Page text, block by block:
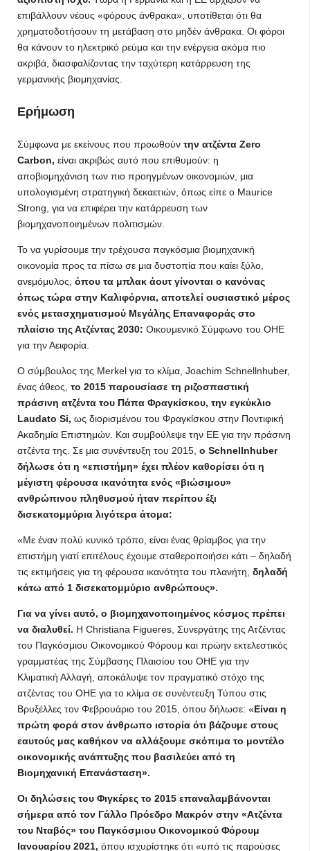
επιβάλλουν νέους «φόρους άνθρακα», υποτίθεται ότι θα
χρηματοδοτήσουν τη μετάβαση στο μηδέν άνθρακα. Οι φόροι
θα κάνουν το ηλεκτρικό ρεύμα και την ενέργεια ακόμα πιο
ακριβά, διασφαλίζοντας την ταχύτερη κατάρρευση της
γερμανικής βιομηχανίας.
Ερήμωση
Σύμφωνα με εκείνους που προωθούν την ατζέντα Zero
Carbon, είναι ακριβώς αυτό που επιθυμούν: η
αποβιομηχάνιση των πιο προηγμένων οικονομιών, μια
υπολογισμένη στρατηγική δεκαετιών, όπως είπε ο Maurice
Strong, για να επιφέρει την κατάρρευση των
βιομηχανοποιημένων πολιτισμών.
Το να γυρίσουμε την τρέχουσα παγκόσμια βιομηχανική
οικονομία προς τα πίσω σε μια δυστοπία που καίει ξύλο,
ανεμόμυλος, όπου τα μπλακ άουτ γίνονται ο κανόνας
όπως τώρα στην Καλιφόρνια, αποτελεί ουσιαστικό μέρος
ενός μετασχηματισμού Μεγάλης Επαναφοράς στο
πλαίσιο της Ατζέντας 2030: Οικουμενικό Σύμφωνο του ΟΗΕ
για την Αειφορία.
Ο σύμβουλος της Merkel για το κλίμα, Joachim Schnellnhuber,
ένας άθεος, το 2015 παρουσίασε τη ριζοσπαστική
πράσινη ατζέντα του Πάπα Φραγκίσκου, την εγκύκλιο
Laudato Si, ως διορισμένου του Φραγκίσκου στην Ποντιφική
Ακαδημία Επιστημών. Και συμβούλεψε την ΕΕ για την πράσινη
ατζέντα της. Σε μια συνέντευξη του 2015, ο Schnellnhuber
δήλωσε ότι η «επιστήμη» έχει πλέον καθορίσει ότι η
μέγιστη φέρουσα ικανότητα ενός «βιώσιμου»
ανθρώπινου πληθυσμού ήταν περίπου έξι
δισεκατομμύρια λιγότερα άτομα:
«Με έναν πολύ κυνικό τρόπο, είναι ένας θρίαμβος για την
επιστήμη γιατί επιτέλους έχουμε σταθεροποιήσει κάτι – δηλαδή
τις εκτιμήσεις για τη φέρουσα ικανότητα του πλανήτη, δηλαδή
κάτω από 1 δισεκατομμύριο ανθρώπους».
Για να γίνει αυτό, ο βιομηχανοποιημένος κόσμος πρέπει
να διαλυθεί. Η Christiana Figueres, Συνεργάτης της Ατζέντας
του Παγκόσμιου Οικονομικού Φόρουμ και πρώην εκτελεστικός
γραμματέας της Σύμβασης Πλαισίου του ΟΗΕ για την
Κλιματική Αλλαγή, αποκάλυψε τον πραγματικό στόχο της
ατζέντας του ΟΗΕ για το κλίμα σε συνέντευξη Τύπου στις
Βρυξέλλες τον Φεβρουάριο του 2015, όπου δήλωσε: «Είναι η
πρώτη φορά στον άνθρωπο ιστορία ότι βάζουμε στους
εαυτούς μας καθήκον να αλλάξουμε σκόπιμα το μοντέλο
οικονομικής ανάπτυξης που βασιλεύει από τη
Βιομηχανική Επανάσταση».
Οι δηλώσεις του Φιγκέρες το 2015 επαναλαμβάνονται
σήμερα από τον Γάλλο Πρόεδρο Μακρόν στην «Ατζέντα
του Νταβός» του Παγκόσμιου Οικονομικού Φόρουμ
Ιανουαρίου 2021, όπου ισχυρίστηκε ότι «υπό τις παρούσες